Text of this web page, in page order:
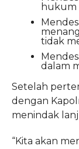
hukum
tidak
dalam
Setelah
dengan
menindak
“Kita akan